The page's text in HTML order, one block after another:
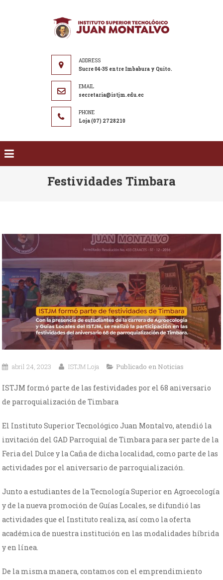
Sucre 04-35 entre Imbabura y Quito.
secretaria@istjm.edu.ec
Loja (07) 2728210
Festividades Timbara
abril 24, 2023 ISTJM Loja Publicado en Noticias
ISTJM formó parte de las festividades por el 68 aniversario
de parroquialización de Timbara
El Instituto Superior Tecnológico Juan Montalvo, atendió la
invitación del GAD Parroquial de Timbara para ser parte de la
Feria del Dulce y la Caña de dicha localidad, como parte de las
actividades por el aniversario de parroquialización.
Junto a estudiantes de la Tecnología Superior en Agroecología
y de la nueva promoción de Guías Locales, se difundió las
actividades que el Instituto realiza, así como la oferta
académica de nuestra institución en las modalidades híbrida
y en línea.
De la misma manera, contamos con el emprendimiento